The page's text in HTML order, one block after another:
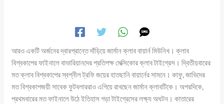
আরও একটি অর্জনের দ্বারপ্রান্তে দাঁড়িয়ে জার্মান ক্লাব বায়ার্ন মিউনিখ। ক্লাব
বিশ্বকাপের ফাইনালে বাভারিয়ানদের প্রতিপক্ষ মেক্সিকোর ক্লাব টাইগ্রেস। দ্বিতীয়বারের
মত ক্লাব বিশ্বকাপের স্বপ্নীল ট্রফি জয়ের হাতছানি বায়ার্নের সামনে। কাফু, জাভিদের
মত বিশ্বকাপজয়ী সাবেক ফুটবলাররাও এগিয়ে রাখছেন জার্মান ক্লাবটিকে। অপরদিকে,
প্রথমবারের মত ফাইনালে উঠে ইতিহাস গড়া টাইগ্রেসের লক্ষ্য অঘটন। কাতারের